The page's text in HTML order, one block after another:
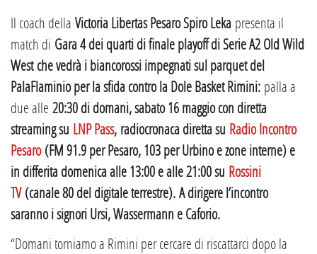
Il coach della Victoria Libertas Pesaro Spiro Leka presenta il
match di Gara 4 dei quarti di finale playoff di Serie A2 Old Wild
West che vedrà i biancorossi impegnati sul parquet del
PalaFlaminio per la sfida contro la Dole Basket Rimini: palla a
due alle 20:30 di domani, sabato 16 maggio con diretta
streaming su LNP Pass, radiocronaca diretta su Radio Incontro
Pesaro(FM 91.9 per Pesaro, 103 per Urbino e zone interne) e
in differita domenica alle 13:00 e alle 21:00 su Rossini
TV(canale 80 del digitale terrestre).A dirigere l’incontro
saranno i signori Ursi, Wassermann e Caforio.
“Domani torniamo a Rimini per cercare di riscattarci dopo la